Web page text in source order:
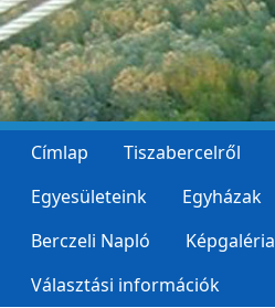
Címlap Tiszabercelről
Egyesületeink
Egyházak
Berczeli Napló
Képgaléria
Választási információk